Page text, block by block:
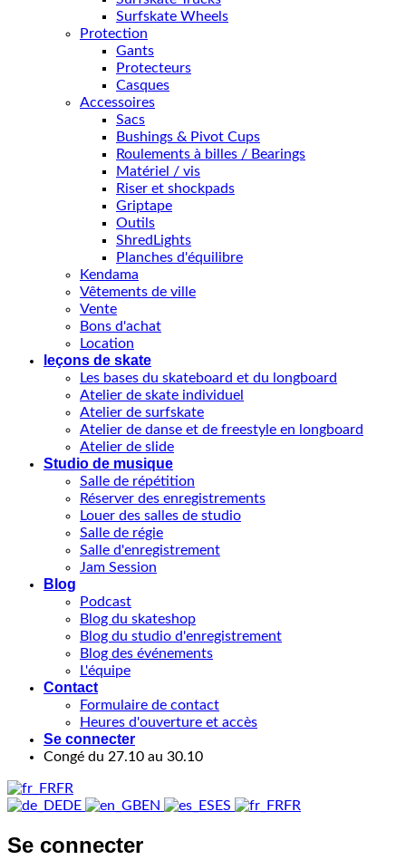
Surfskate Wheels
Protection
Gants
Protecteurs
Casques
Accessoires
Sacs
Bushings & Pivot Cups
Roulements à billes / Bearings
Matériel / vis
Riser et shockpads
Griptape
Outils
ShredLights
Planches d'équilibre
Kendama
Vêtements de ville
Vente
Bons d'achat
Location
leçons de skate
Les bases du skateboard et du longboard
Atelier de skate individuel
Atelier de surfskate
Atelier de danse et de freestyle en longboard
Atelier de slide
Studio de musique
Salle de répétition
Réserver des enregistrements
Louer des salles de studio
Salle de régie
Salle d'enregistrement
Jam Session
Blog
Podcast
Blog du skateshop
Blog du studio d'enregistrement
Blog des événements
L'équipe
Contact
Formulaire de contact
Heures d'ouverture et accès
Se connecter
Congé du 27.10 au 30.10
FR
DE
EN ES FR
Se connecter